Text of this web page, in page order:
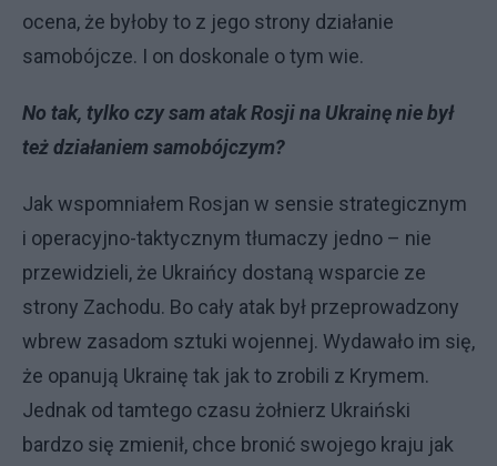
ocena, że byłoby to z jego strony działanie
samobójcze. I on doskonale o tym wie.
No tak, tylko czy sam atak Rosji na Ukrainę nie był
też działaniem samobójczym?
Jak wspomniałem Rosjan w sensie strategicznym
i operacyjno-taktycznym tłumaczy jedno – nie
przewidzieli, że Ukraińcy dostaną wsparcie ze
strony Zachodu. Bo cały atak był przeprowadzony
wbrew zasadom sztuki wojennej. Wydawało im się,
że opanują Ukrainę tak jak to zrobili z Krymem.
Jednak od tamtego czasu żołnierz Ukraiński
bardzo się zmienił, chce bronić swojego kraju jak